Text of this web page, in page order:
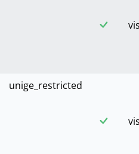
unige_restricted